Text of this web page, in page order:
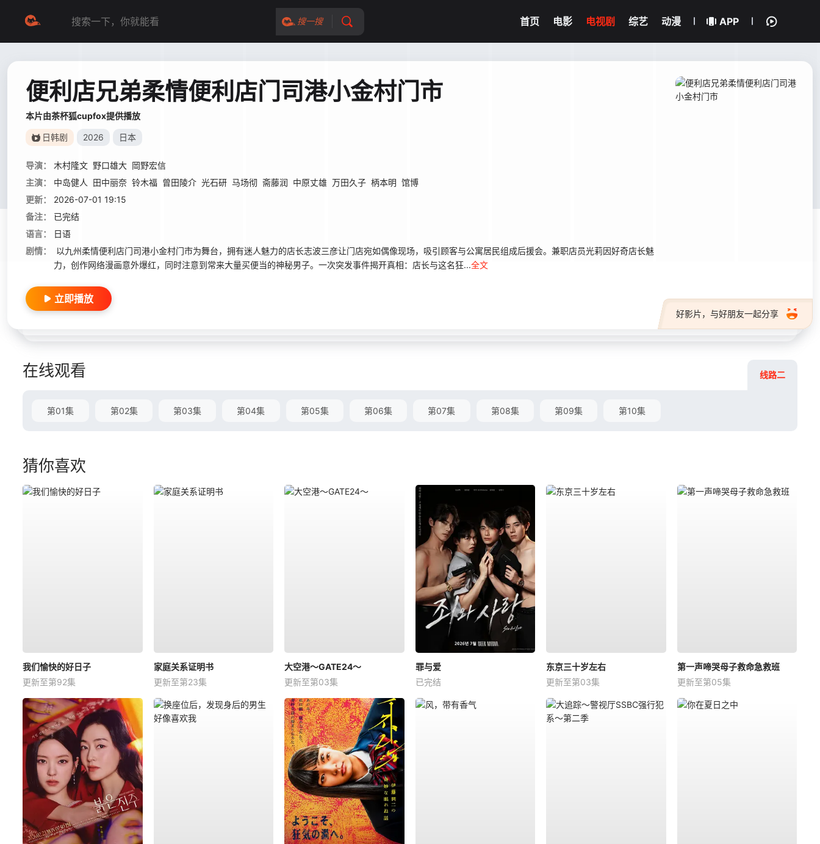
搜一搜 首页 电影 电视剧 综艺 动漫 APP
便利店兄弟柔情便利店门司港小金村门市
本片由茶杯狐cupfox提供播放
日韩剧 2026 日本
导演： 木村隆文 野口雄大 岡野宏信
主演：
中岛健人 田中丽奈 铃木福 曾田陵介 光石研 马场彻 斋藤润 中原丈雄 万田久子 柄本明 馆博
更新：
2026-07-01 19:15
备注：
已完结
语言：
日语
剧情：
以九州柔情便利店门司港小金村门市为舞台，拥有迷人魅力的店长志波三彦让门店宛如偶像现场，吸引顾客与公寓居民组成后援会。兼职店员光莉因好奇店长魅
力，创作网络漫画意外爆红，同时注意到常来大量买便当的神秘男子。一次突发事件揭开真相：店长与这名狂...全文
好影片，与好朋友一起分享
立即播放
在线观看 线路二
第01集 第02集 第03集 第04集 第05集 第06集 第07集 第08集 第09集 第10集
猜你喜欢
我们愉快的好日子
更新至第92集
家庭关系证明书
更新至第23集
大空港～GATE24～
更新至第03集
罪与爱
已完结
东京三十岁左右
更新至第03集
第一声啼哭母子救命急救班
更新至第05集